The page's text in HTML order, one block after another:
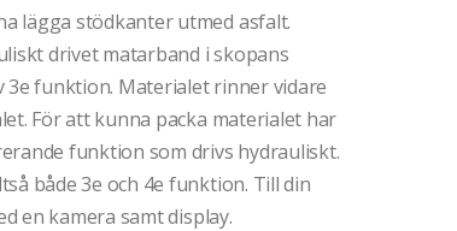
lägga stödkanter utmed asfalt.
drivet matarband i skopans
3e funktion. Materialet rinner vidare
För att kunna packa materialet har
funktion som drivs hydrauliskt.
både 3e och 4e funktion. Till din
en kamera samt display.